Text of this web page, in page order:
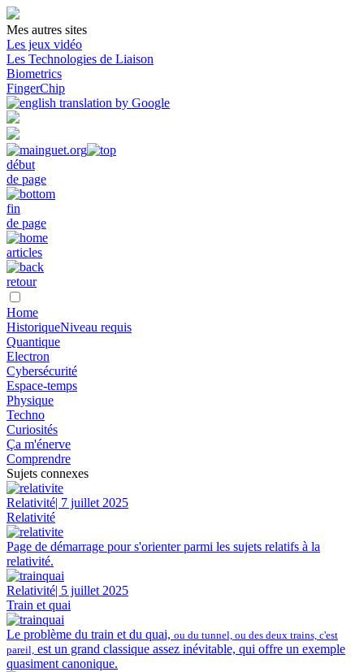
Mes autres sites
Les jeux vidéo
Les Technologies de Liaison
Biometrics
FingerChip
début
de page
fin
de page
articles
retour
Home
HistoriqueNiveau requis
Quantique
Electron
Cybersécurité
Espace-temps
Physique
Techno
Curiosités
Ça m'énerve
Comprendre
Sujets connexes
Relativité| 7 juillet 2025
Relativité
Page de démarrage pour s'orienter parmi les sujets relatifs à la
relativité.
Relativité| 5 juillet 2025
Train et quai
Le problème du train et du quai, ou du tunnel, ou des deux trains, c'est
pareil, est un grand classique assez inévitable, qui offre un exemple
quasiment canonique.